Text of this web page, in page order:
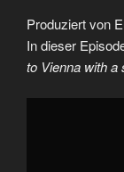
Produziert von
In dieser
to Vienna with a
„Basel